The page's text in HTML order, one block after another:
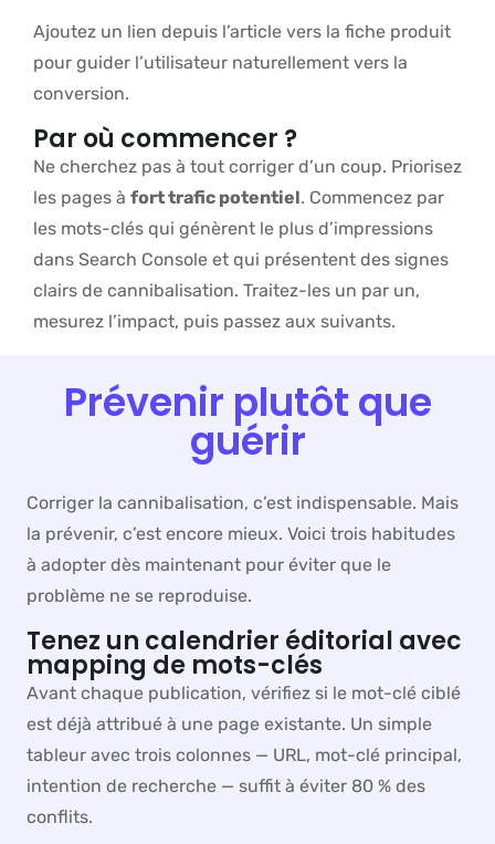
Ajoutez un lien depuis l’article vers la fiche produit
pour guider l’utilisateur naturellement vers la
conversion.
Par où commencer ?
Ne cherchez pas à tout corriger d’un coup. Priorisez
les pages à fort trafic potentiel. Commencez par
les mots-clés qui génèrent le plus d’impressions
dans Search Console et qui présentent des signes
clairs de cannibalisation. Traitez-les un par un,
mesurez l’impact, puis passez aux suivants.
Prévenir plutôt que
guérir
Corriger la cannibalisation, c’est indispensable. Mais
la prévenir, c’est encore mieux. Voici trois habitudes
à adopter dès maintenant pour éviter que le
problème ne se reproduise.
Tenez un calendrier éditorial avec
mapping de mots-clés
Avant chaque publication, vérifiez si le mot-clé ciblé
est déjà attribué à une page existante. Un simple
tableur avec trois colonnes — URL, mot-clé principal,
intention de recherche — suffit à éviter 80 % des
conflits.